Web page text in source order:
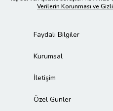
Verilerin Korunması ve
Faydalı Bilgiler
Kurumsal
İletişim
Özel Günler